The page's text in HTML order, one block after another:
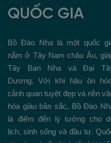
QUỐC GIA
Bồ Đào Nha là một quốc
nằm ở Tây Nam châu Âu,
Tây Ban Nha và Đại
Dương. Với khí hậu ôn
cảnh quan tuyệt đẹp và nền
hóa giàu bản sắc, Bồ Đào
là điểm đến lý tưởng cho
lịch, sinh sống và đầu tư.